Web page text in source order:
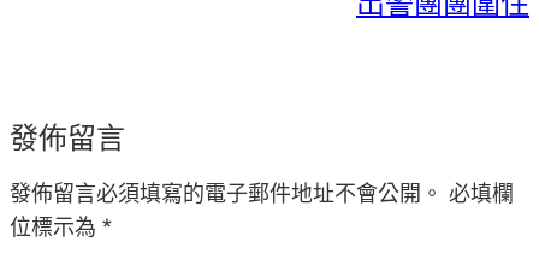
發佈留言
發佈留言必須填寫的電子郵件地址不會公開。 必填欄
位標示為 *